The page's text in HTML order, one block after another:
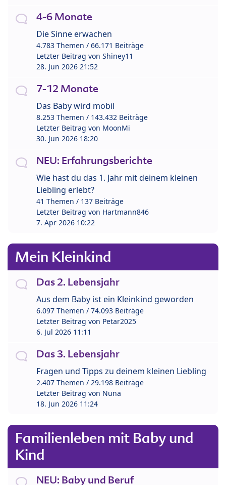
4-6 Monate
Die Sinne erwachen
4.783 Themen / 66.171 Beiträge
Letzter Beitrag von Shiney11
28. Jun 2026 21:52
7-12 Monate
Das Baby wird mobil
8.253 Themen / 143.432 Beiträge
Letzter Beitrag von MoonMi
30. Jun 2026 18:20
NEU: Erfahrungsberichte
Wie hast du das 1. Jahr mit deinem kleinen
Liebling erlebt?
41 Themen / 137 Beiträge
Letzter Beitrag von Hartmann846
7. Apr 2026 10:22
Mein Kleinkind
Das 2. Lebensjahr
Aus dem Baby ist ein Kleinkind geworden
6.097 Themen / 74.093 Beiträge
Letzter Beitrag von Petar2025
6. Jul 2026 11:11
Das 3. Lebensjahr
Fragen und Tipps zu deinem kleinen Liebling
2.407 Themen / 29.198 Beiträge
Letzter Beitrag von Nuna
18. Jun 2026 11:24
Familienleben mit Baby und
Kind
NEU: Baby und Beruf